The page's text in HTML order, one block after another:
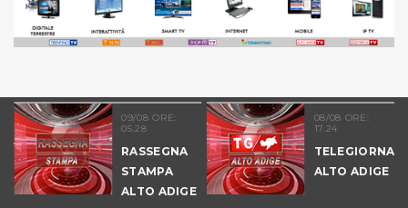
09/08 ORE:
05.28
RASSEGNA
STAMPA
ALTO ADIGE
08/08 ORE:
17.24
TELEGIORNALE
ALTO ADIGE